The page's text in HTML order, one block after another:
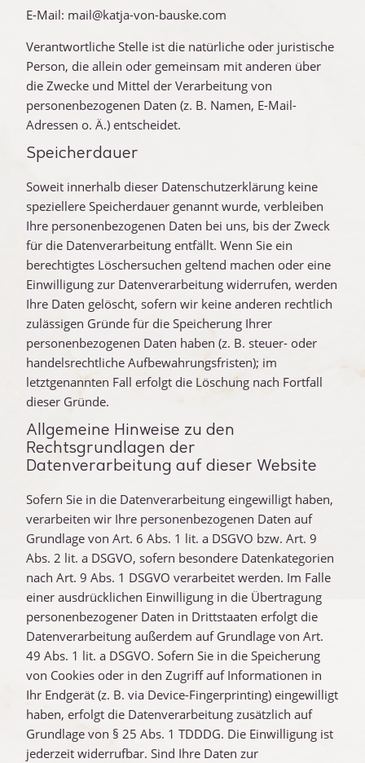
E-Mail: mail@katja-von-bauske.com
Verantwortliche Stelle ist die natürliche oder juristische
Person, die allein oder gemeinsam mit anderen über
die Zwecke und Mittel der Verarbeitung von
personenbezogenen Daten (z. B. Namen, E-Mail-
Adressen o. Ä.) entscheidet.
Speicherdauer
Soweit innerhalb dieser Datenschutzerklärung keine
speziellere Speicherdauer genannt wurde, verbleiben
Ihre personenbezogenen Daten bei uns, bis der Zweck
für die Datenverarbeitung entfällt. Wenn Sie ein
berechtigtes Löschersuchen geltend machen oder eine
Einwilligung zur Datenverarbeitung widerrufen, werden
Ihre Daten gelöscht, sofern wir keine anderen rechtlich
zulässigen Gründe für die Speicherung Ihrer
personenbezogenen Daten haben (z. B. steuer- oder
handelsrechtliche Aufbewahrungsfristen); im
letztgenannten Fall erfolgt die Löschung nach Fortfall
dieser Gründe.
Allgemeine Hinweise zu den
Rechtsgrundlagen der
Datenverarbeitung auf dieser Website
Sofern Sie in die Datenverarbeitung eingewilligt haben,
verarbeiten wir Ihre personenbezogenen Daten auf
Grundlage von Art. 6 Abs. 1 lit. a DSGVO bzw. Art. 9
Abs. 2 lit. a DSGVO, sofern besondere Datenkategorien
nach Art. 9 Abs. 1 DSGVO verarbeitet werden. Im Falle
einer ausdrücklichen Einwilligung in die Übertragung
personenbezogener Daten in Drittstaaten erfolgt die
Datenverarbeitung außerdem auf Grundlage von Art.
49 Abs. 1 lit. a DSGVO. Sofern Sie in die Speicherung
von Cookies oder in den Zugriff auf Informationen in
Ihr Endgerät (z. B. via Device-Fingerprinting) eingewilligt
haben, erfolgt die Datenverarbeitung zusätzlich auf
Grundlage von § 25 Abs. 1 TDDDG. Die Einwilligung ist
jederzeit widerrufbar. Sind Ihre Daten zur